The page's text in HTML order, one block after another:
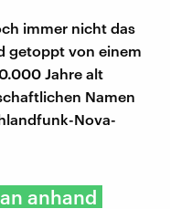
immer nicht das
getoppt von einem
Jahre alt
Namen
Nova-
anhand